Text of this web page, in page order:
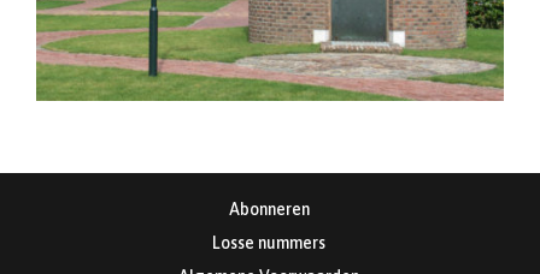
Abonneren
Losse nummers